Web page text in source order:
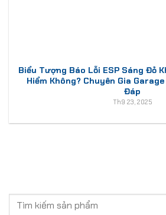
Biểu Tượng Báo Lỗi ESP Sáng Đỏ
Hiểm Không? Chuyên Gia
Đáp
Th9 23, 2025